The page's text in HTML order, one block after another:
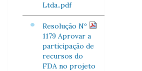
Ltda..pdf
Resolução Nº
1179 Aprovar a
participação de
recursos do
FDA no projeto